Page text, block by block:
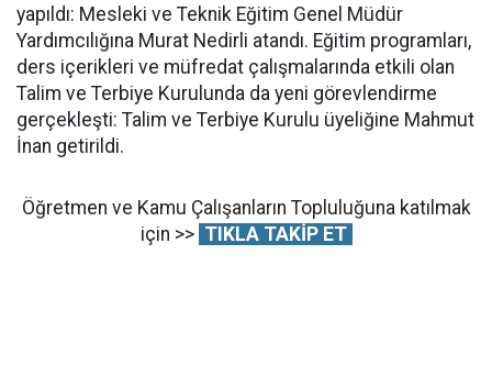
yapıldı: Mesleki ve Teknik Eğitim Genel Müdür
Yardımcılığına Murat Nedirli atandı. Eğitim programları,
ders içerikleri ve müfredat çalışmalarında etkili olan
Talim ve Terbiye Kurulunda da yeni görevlendirme
gerçekleşti: Talim ve Terbiye Kurulu üyeliğine Mahmut
İnan getirildi.
Öğretmen ve Kamu Çalışanların Topluluğuna katılmak
için >> TIKLA TAKİP ET